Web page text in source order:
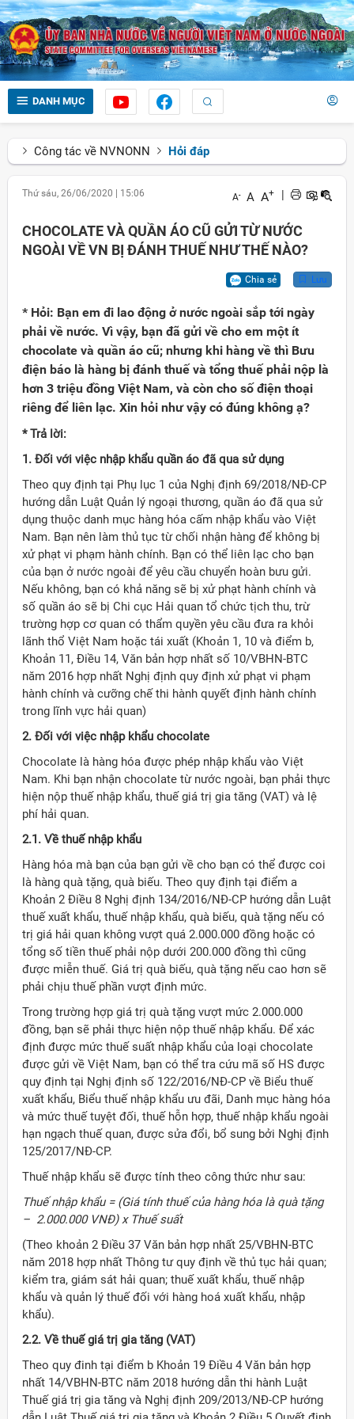
DANH MỤC
Việt Nam ở nước ngoài
Công tác về NVNONN Hỏi đáp
Thứ sáu, 26/06/2020 15:06 A- A A+ |
CHOCOLATE VÀ QUẦN ÁO CŨ GỬI TỪ NƯỚC
NGOÀI VỀ VN BỊ ĐÁNH THUẾ NHƯ THẾ NÀO?
Chia sẻ Lưu
* Hỏi: Bạn em đi lao động ở nước ngoài sắp tới ngày
phải về nước. Vì vậy, bạn đã gửi về cho em một ít
chocolate và quần áo cũ; nhưng khi hàng về thì Bưu
điện báo là hàng bị đánh thuế và tổng thuế phải nộp là
hơn 3 triệu đồng Việt Nam, và còn cho số điện thoại
riêng để liên lạc. Xin hỏi như vậy có đúng không ạ?
* Trả lời:
1. Đối với việc nhập khẩu quần áo đã qua sử dụng
Theo quy định tại Phụ lục 1 của Nghị định 69/2018/NĐ-CP
hướng dẫn Luật Quản lý ngoại thương, quần áo đã qua sử
dụng thuộc danh mục hàng hóa cấm nhập khẩu vào Việt
Nam. Bạn nên làm thủ tục từ chối nhận hàng để không bị
xử phạt vi phạm hành chính. Bạn có thể liên lạc cho bạn
của bạn ở nước ngoài để yêu cầu chuyển hoàn bưu gửi.
Nếu không, bạn có khả năng sẽ bị xử phạt hành chính và
số quần áo sẽ bị Chi cục Hải quan tổ chức tịch thu, trừ
trường hợp cơ quan có thẩm quyền yêu cầu đưa ra khỏi
lãnh thổ Việt Nam hoặc tái xuất (Khoản 1, 10 và điểm b,
Khoản 11, Điều 14, Văn bản hợp nhất số 10/VBHN-BTC
năm 2016 hợp nhất Nghị định quy định xử phạt vi phạm
hành chính và cưỡng chế thi hành quyết định hành chính
trong lĩnh vực hải quan)
2. Đối với việc nhập khẩu chocolate
Chocolate là hàng hóa được phép nhập khẩu vào Việt
Nam. Khi bạn nhận chocolate từ nước ngoài, bạn phải thực
hiện nộp thuế nhập khẩu, thuế giá trị gia tăng (VAT) và lệ
phí hải quan.
2.1. Về thuế nhập khẩu
Hàng hóa mà bạn của bạn gửi về cho bạn có thể được coi
là hàng quà tặng, quà biếu. Theo quy định tại điểm a
Khoản 2 Điều 8 Nghị định 134/2016/NĐ-CP hướng dẫn Luật
thuế xuất khẩu, thuế nhập khẩu, quà biếu, quà tặng nếu có
trị giá hải quan không vượt quá 2.000.000 đồng hoặc có
tổng số tiền thuế phải nộp dưới 200.000 đồng thì cũng
được miễn thuế. Giá trị quà biếu, quà tặng nếu cao hơn sẽ
phải chịu thuế phần vượt định mức.
Trong trường hợp giá trị quà tặng vượt mức 2.000.000
đồng, bạn sẽ phải thực hiện nộp thuế nhập khẩu. Để xác
định được mức thuế suất nhập khẩu của loại chocolate
được gửi về Việt Nam, bạn có thể tra cứu mã số HS được
quy định tại Nghị định số 122/2016/NĐ-CP về Biểu thuế
xuất khẩu, Biểu thuế nhập khẩu ưu đãi, Danh mục hàng hóa
và mức thuế tuyệt đối, thuế hỗn hợp, thuế nhập khẩu ngoài
hạn ngạch thuế quan, được sửa đổi, bổ sung bởi Nghị định
125/2017/NĐ-CP.
Thuế nhập khẩu sẽ được tính theo công thức như sau:
Thuế nhập khẩu = (Giá tính thuế của hàng hóa là quà tặng
– 2.000.000 VNĐ) x Thuế suất
(Theo khoản 2 Điều 37 Văn bản hợp nhất 25/VBHN-BTC
năm 2018 hợp nhất Thông tư quy định về thủ tục hải quan;
kiểm tra, giám sát hải quan; thuế xuất khẩu, thuế nhập
khẩu và quản lý thuế đối với hàng hoá xuất khẩu, nhập
khẩu).
2.2. Về thuế giá trị gia tăng (VAT)
Theo quy đinh tại điểm b Khoản 19 Điều 4 Văn bản hợp
nhất 14/VBHN-BTC năm 2018 hướng dẫn thi hành Luật
Thuế giá trị gia tăng và Nghị định 209/2013/NĐ-CP hướng